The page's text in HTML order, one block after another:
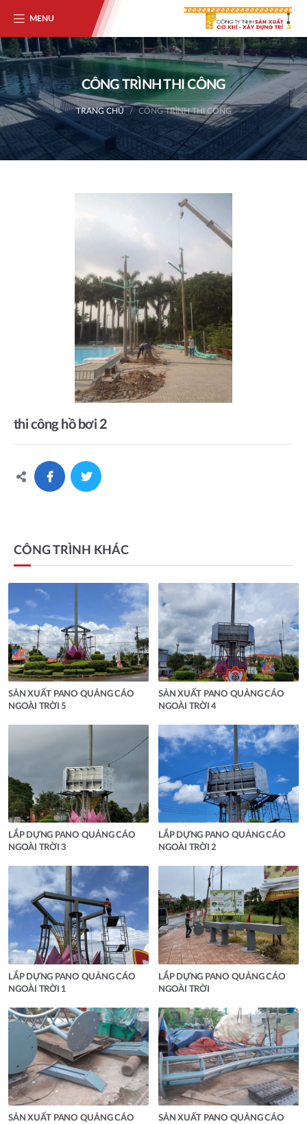
MENU
CÔNG TRÌNH THI CÔNG
TRANG CHỦ CÔNG TRÌNH THI CÔNG
thi công hồ bơi 2
CÔNG TRÌNH KHÁC
SẢN XUẤT PANO QUẢNG CÁO
NGOÀI TRỜI 5
SẢN XUẤT PANO QUẢNG CÁO
NGOÀI TRỜI 4
LẮP DỰNG PANO QUẢNG CÁO
NGOÀI TRỜI 3
LẮP DỰNG PANO QUẢNG CÁO
NGOÀI TRỜI 2
LẮP DỰNG PANO QUẢNG CÁO
NGOÀI TRỜI 1
LẮP DỰNG PANO QUẢNG CÁO
NGOÀI TRỜI
SẢN XUẤT PANO QUẢNG CÁO
SẢN XUẤT PANO QUẢNG CÁO